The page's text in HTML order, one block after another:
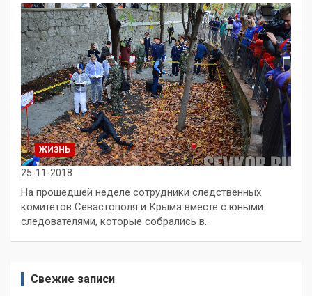
ЖИЗНЬ
25-11-2018
На прошедшей неделе сотрудники следственных
комитетов Севастополя и Крыма вместе с юными
следователями, которые собрались в…
Свежие записи